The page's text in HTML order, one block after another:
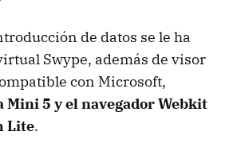
de datos se le ha
Swype, además de visor
con Microsoft,
Mini 5 y el navegador Webkit
Lite.